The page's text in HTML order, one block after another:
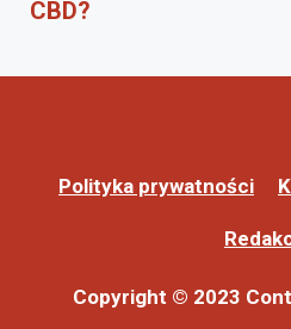
CBD?
Polityka prywatności
Copyright © 2023